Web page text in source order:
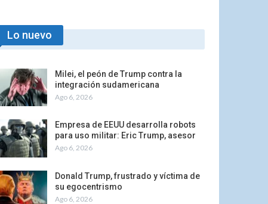
Lo nuevo
Milei, el peón de Trump contra la
integración sudamericana
Ago 6, 2026
Empresa de EEUU desarrolla robots
para uso militar: Eric Trump, asesor
Ago 6, 2026
Donald Trump, frustrado y víctima de
su egocentrismo
Ago 6, 2026